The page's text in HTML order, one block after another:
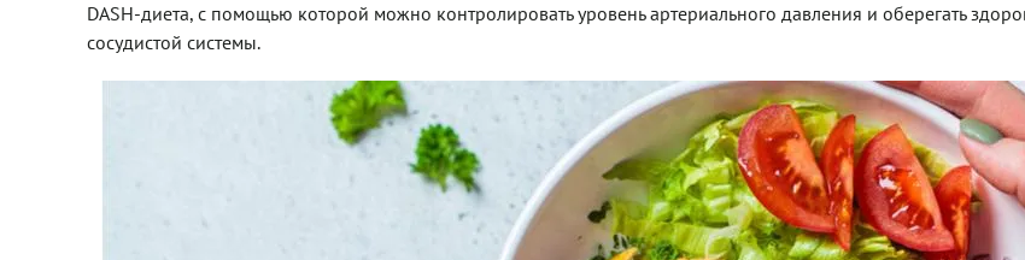
DASH-диета, с помощью которой можно контролировать уровень артериального давления и оберегать
сосудистой системы.